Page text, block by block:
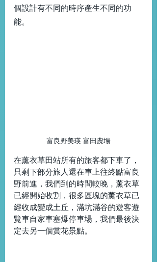
個設計有不同的時序產生不同的功
能。
富良野美瑛 富田農場
在薰衣草田站所有的旅客都下車了，
只剩下部分旅人還在車上往終點富良
野前進，我們到的時間較晚，薰衣草
已經開始收割，很多區塊的薰衣草已
經收成變成土丘，滿坑滿谷的遊客遊
覽車自家車塞爆停車場，我們最後決
定去另一個賞花景點。